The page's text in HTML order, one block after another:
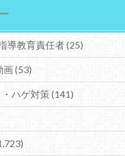
導教育責任者(25)
画(53)
ハゲ対策(141)